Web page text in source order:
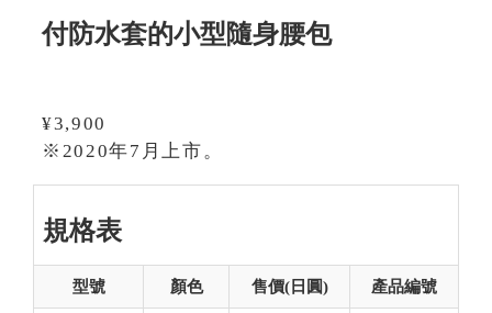
付防水套的小型隨身腰包
¥3,900
※2020年7月上市。
規格表
型號 顏色 售價(日圓) 產品編號